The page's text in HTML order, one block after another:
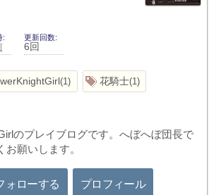
更新回数
6回
1 花騎士 1
のプレイブログです。へぼへぼ団長で
願いします。
ォローする プロフィール